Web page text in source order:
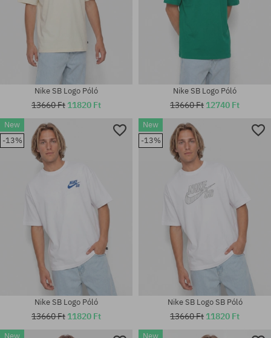
Elérhető méretek:
Elérhető méretek:
S; M; XL; XXL
Nike SB Logo Póló
13660 Ft 11820 Ft
Nike SB Logo Póló
13660 Ft 12740 Ft
New
-13%
Nike SB Logo Póló
13660 Ft 11820 Ft
New
-13%
Nike SB Logo SB Póló
13660 Ft 11820 Ft
New
New